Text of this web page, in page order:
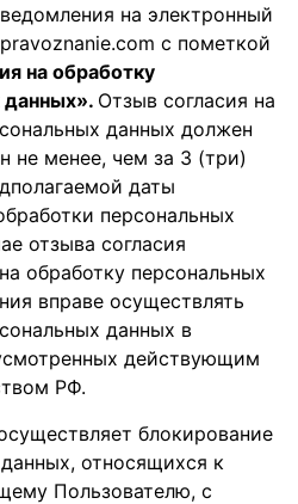
на электронный
с пометкой
на обработку
данных». Отзыв согласия на
данных должен
не менее, чем за 3 (три)
даты
персональных
отзыва согласия
обработку персональных
вправе осуществлять
данных в
действующим
РФ.
блокирование
относящихся к
Пользователю, с